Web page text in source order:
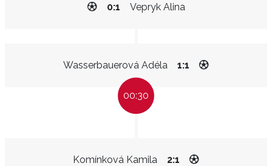
Vepryk Alina
0:1
Wasserbauerová Adéla 1:1
00:30
Komínková Kamila 2:1